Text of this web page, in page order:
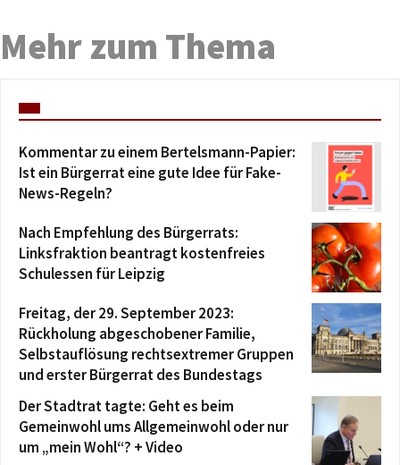
Mehr zum Thema
Kommentar zu einem Bertelsmann-Papier:
Ist ein Bürgerrat eine gute Idee für Fake-
News-Regeln?
Nach Empfehlung des Bürgerrats:
Linksfraktion beantragt kostenfreies
Schulessen für Leipzig
Freitag, der 29. September 2023:
Rückholung abgeschobener Familie,
Selbstauflösung rechtsextremer Gruppen
und erster Bürgerrat des Bundestags
Der Stadtrat tagte: Geht es beim
Gemeinwohl ums Allgemeinwohl oder nur
um „mein Wohl“? + Video